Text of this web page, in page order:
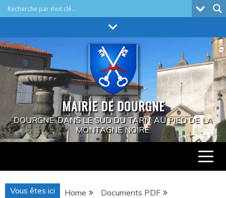
to
content
MAIRIE DE DOURGNE
DOURGNE, DANS LE SUD DU TARN, AU PIED DE LA
MONTAGNE NOIRE.
Vous êtes ici Home
Documents PDF